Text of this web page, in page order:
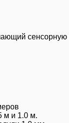
м и 1.0 м.